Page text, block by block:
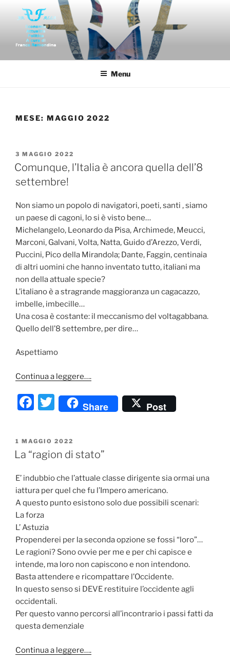
contenuto
FAR-FALLA
Economia politica attualità di franco remondina
Menu
MESE: MAGGIO 2022
PUBBLICATO
IL
3 MAGGIO 2022
Comunque, l’Italia è ancora quella dell’8
settembre!
Non siamo un popolo di navigatori, poeti, santi , siamo
un paese di cagoni, lo si è visto bene…
Michelangelo, Leonardo da Pisa, Archimede, Meucci,
Marconi, Galvani, Volta, Natta, Guido d’Arezzo, Verdi,
Puccini, Pico della Mirandola; Dante, Faggin, centinaia
di altri uomini che hanno inventato tutto, italiani ma
non della attuale specie?
L’italiano è a stragrande maggioranza un cagacazzo,
imbelle, imbecille…
Una cosa è costante: il meccanismo del voltagabbana.
Quello dell’8 settembre, per dire…
Aspettiamo
Continua a leggere….
F
c
e
o
o
k
T
w
itt
er
Share Post
PUBBLICATO
IL
1 MAGGIO 2022
La “ragion di stato”
E’ indubbio che l’attuale classe dirigente sia ormai una
iattura per quel che fu l’Impero americano.
A questo punto esistono solo due possibili scenari:
La forza
L’ Astuzia
Propenderei per la seconda opzione se fossi “loro”…
Le ragioni? Sono ovvie per me e per chi capisce e
intende, ma loro non capiscono e non intendono.
Basta attendere e ricompattare l’Occidente.
In questo senso si DEVE restituire l’occidente agli
occidentali.
Per questo vanno percorsi all’incontrario i passi fatti da
questa demenziale
Continua a leggere….